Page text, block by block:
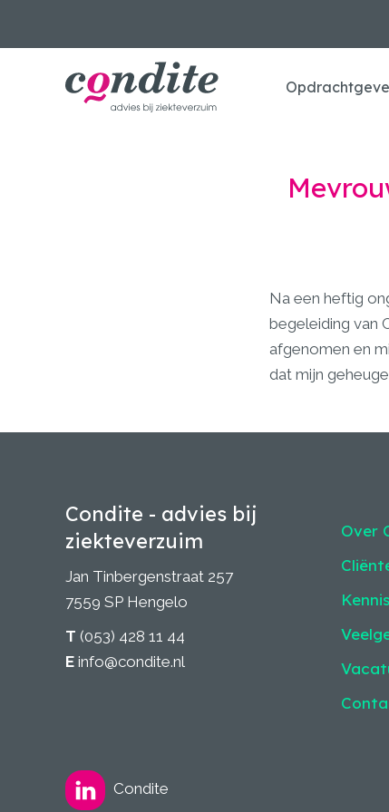
Na een heftig
begeleiding van
afgenomen en
dat mijn
Condite - advies bij
ziekteverzuim
Jan Tinbergenstraat 257
7559 SP Hengelo
T (053) 428 11 44
E info@condite.nl
Over
Condite